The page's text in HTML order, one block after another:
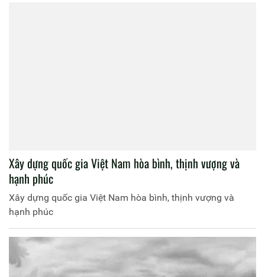
Xây dựng quốc gia Việt Nam hòa bình, thịnh vượng và
hạnh phúc
Xây dựng quốc gia Việt Nam hòa bình, thịnh vượng và
hạnh phúc